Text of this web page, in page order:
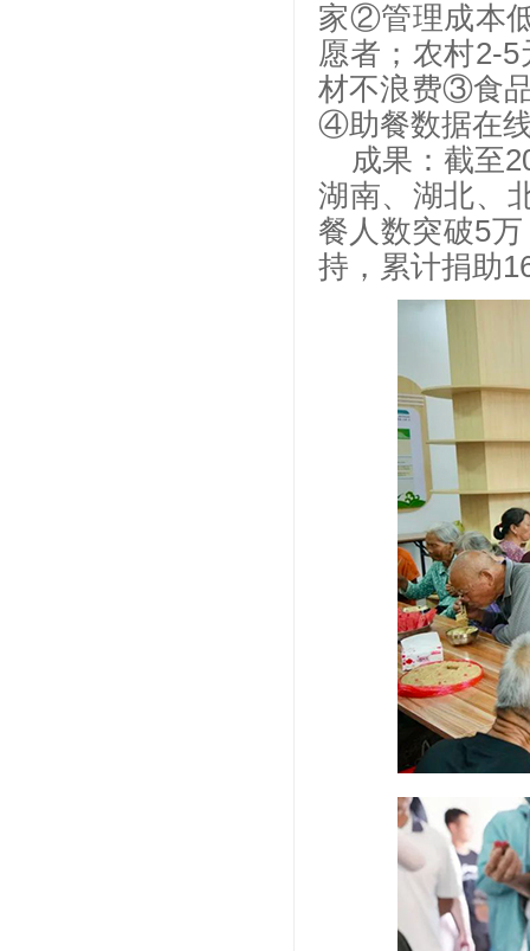
家②管理成本
愿者；农村2-5
材不浪费③食
④助餐数据在
成果：截至
湖南、湖北、
餐人数突破5
持，累计捐助